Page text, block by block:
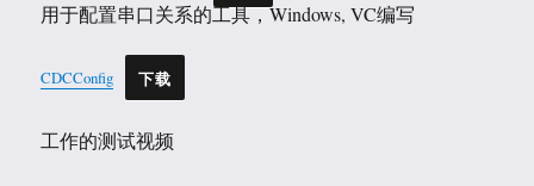
用于配置串口关系的工具，Windows, VC编写
CDCConfig 下载
工作的测试视频